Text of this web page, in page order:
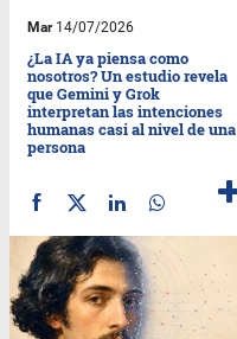
Mar14/07/2026
¿La IA ya piensa como
nosotros? Un estudio revela
que Gemini y Grok
interpretan las intenciones
humanas casi al nivel de una
persona